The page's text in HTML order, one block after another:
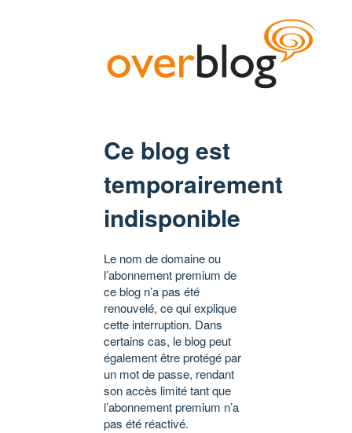
Ce blog est
temporairement
indisponible
Le nom de domaine ou
l’abonnement premium de
ce blog n’a pas été
renouvelé, ce qui explique
cette interruption. Dans
certains cas, le blog peut
également être protégé par
un mot de passe, rendant
son accès limité tant que
l’abonnement premium n’a
pas été réactivé.